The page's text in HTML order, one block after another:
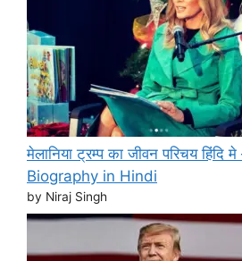
मेलानिया ट्रम्प का जीवन परिचय
Biography in Hindi
by Niraj Singh